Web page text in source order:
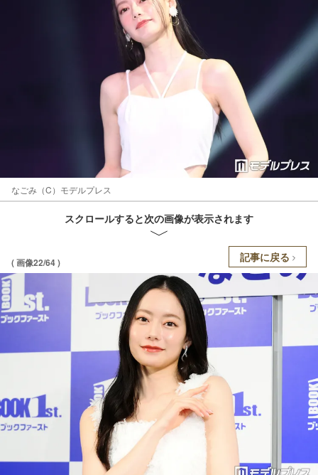
なごみ（C）モデルプレス
スクロールすると次の画像が表示されます
( 画像22/64 ) 記事に戻る